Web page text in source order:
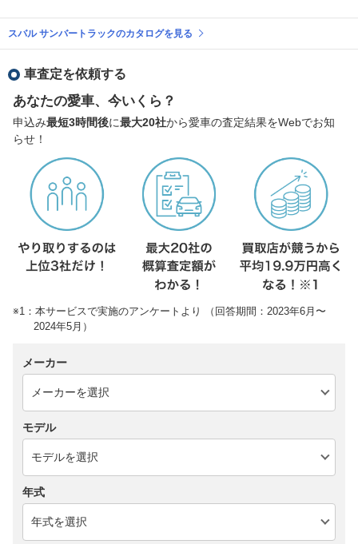
スバル サンバートラックのカタログを見る
車査定を依頼する
あなたの愛車、今いくら？
申込み最短3時間後に最大20社から愛車の査定結果をWebでお知
らせ！
※1：本サービスで実施のアンケートより （回答期間：2023年6月〜
2024年5月）
メーカー
モデル
年式